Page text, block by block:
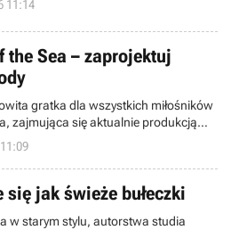
11:14
the Sea – zaprojektuj
gratka dla wszystkich miłośników
zajmująca się aktualnie produkcją
Knights of the Sea, ogłosiła
projekt misji.
jak świeże bułeczki
w starym stylu, autorstwa studia